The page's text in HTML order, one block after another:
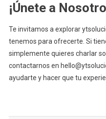
¡Únete a
Te invitamos a explorar
tenemos para ofrecerte. Si
simplemente quieres charlar
contactarnos en
ayudarte y hacer que tu